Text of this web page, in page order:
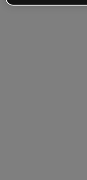
un autre domaine.